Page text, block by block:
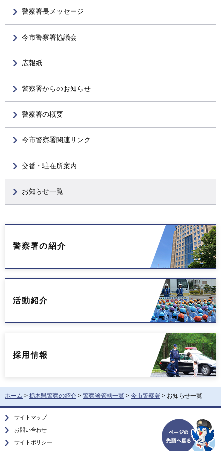
警察署長メッセージ
今市警察署協議会
広報紙
警察署からのお知らせ
警察署の概要
今市警察署関連リンク
交番・駐在所案内
お知らせ一覧
警察署の紹介
活動紹介
採用情報
ホーム > 栃木県警察の紹介 > 警察署管轄一覧 > 今市警察署 > お知らせ一覧
サイトマップ
お問い合わせ
サイトポリシー